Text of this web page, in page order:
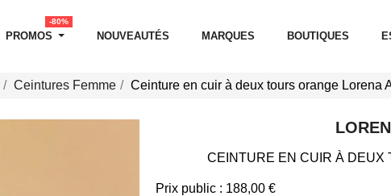
PROMOS
-80%
NOUVEAUTÉS MARQUES BOUTIQUES
Ceintures Femme Ceinture en cuir à deux tours orange Lorena
CEINTURE EN CUIR À DEUX
Prix public : 188,00 €